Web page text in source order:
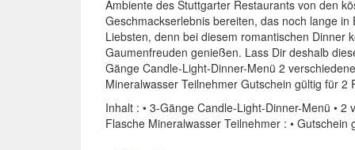
Ambiente des Stuttgarter Restaurants von den
Geschmackserlebnis bereiten, das noch lange
Liebsten, denn bei diesem romantischen Dinner
Gaumenfreuden genießen. Lass Dir deshalb
Gänge Candle-Light-Dinner-Menü 2
Mineralwasser Teilnehmer Gutschein gültig für
Inhalt : • 3-Gänge Candle-Light-Dinner-Menü •
Flasche Mineralwasser Teilnehmer : •